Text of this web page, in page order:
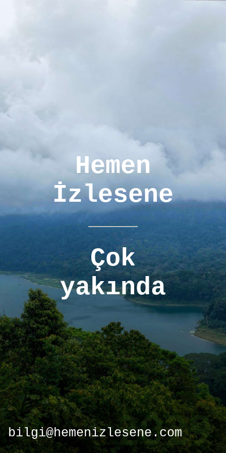
Hemen
İzlesene
Çok
yakında
bilgi@hemenizlesene.com